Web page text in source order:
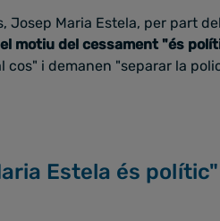
Josep Maria Estela, per part
el motiu del cessament "és
i demanen "separar la
Estela és polític"